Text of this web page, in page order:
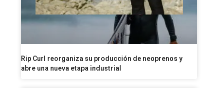
Rip Curl reorganiza su producción de neoprenos y
abre una nueva etapa industrial